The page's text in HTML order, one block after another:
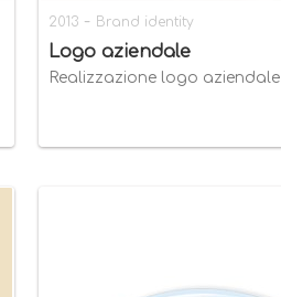
2013 - Brand identity
Logo aziendale
Realizzazione logo aziendale